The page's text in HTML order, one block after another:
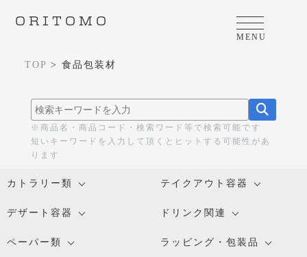
ORITOMO
MENU
TOP > 食品包装材
※商品名・商品コード・検索ワード等で検索可能です
短いキーワードを入力して頂くとヒットする可能性があ
ります
カトラリー類 テイクアウト容器
デザート容器 ドリンク関連
ペーパー類 ラッピング・包装品